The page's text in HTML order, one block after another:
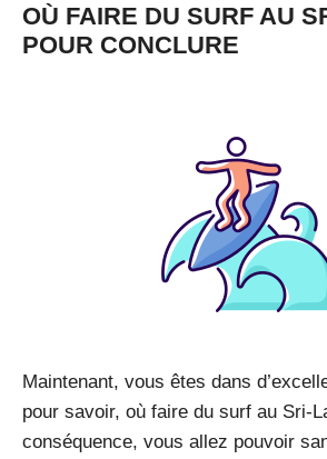
OÙ FAIRE DU SURF AU
POUR CONCLURE
Maintenant, vous êtes dans
pour savoir, où faire du surf au Sri-
conséquence, vous allez pouvoir